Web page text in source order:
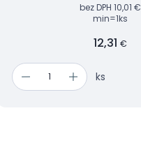
bez DPH 10,01 €
min=1ks
12,31 €
ks